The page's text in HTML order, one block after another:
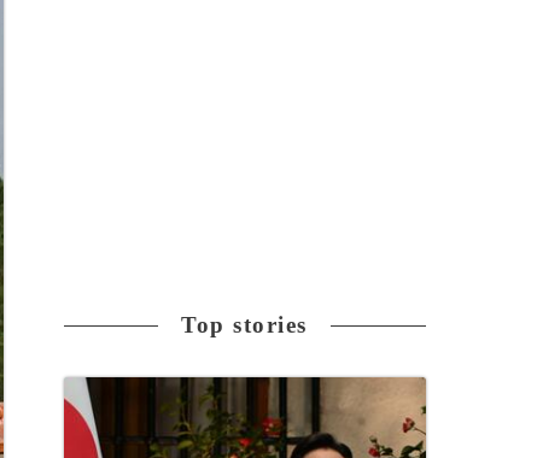
Top stories